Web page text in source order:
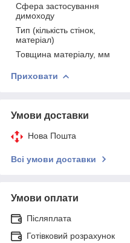
Сфера застосування
димоходу
Тип (кількість стінок,
матеріал)
Товщина матеріалу, мм
Приховати
Умови доставки
Нова Пошта
Всі умови доставки
Умови оплати
Післяплата
Готівковий розрахунок